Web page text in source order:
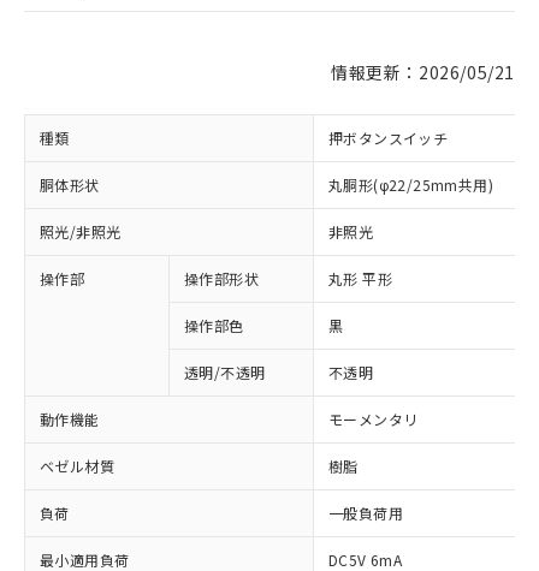
情報更新：2026/05/21
種類 押ボタンスイッチ
胴体形状 丸胴形(φ22/25mm共用)
照光/非照光 非照光
操作部 操作部形状 丸形 平形
操作部色 黒
透明/不透明 不透明
動作機能 モーメンタリ
ベゼル材質 樹脂
負荷 一般負荷用
最小適用負荷 DC5V 6mA